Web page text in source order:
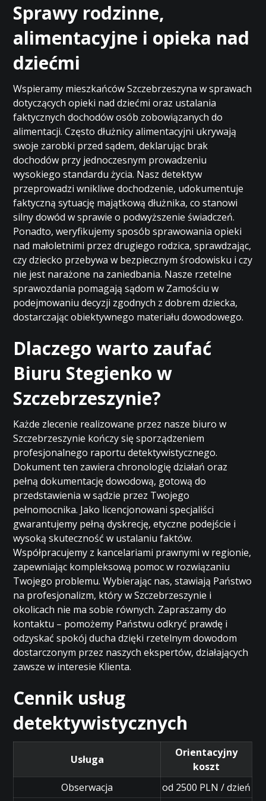
Sprawy rodzinne,
alimentacyjne i opieka nad
dziećmi
Wspieramy mieszkańców Szczebrzeszyna w sprawach
dotyczących opieki nad dziećmi oraz ustalania
faktycznych dochodów osób zobowiązanych do
alimentacji. Często dłużnicy alimentacyjni ukrywają
swoje zarobki przed sądem, deklarując brak
dochodów przy jednoczesnym prowadzeniu
wysokiego standardu życia. Nasz detektyw
przeprowadzi wnikliwe dochodzenie, udokumentuje
faktyczną sytuację majątkową dłużnika, co stanowi
silny dowód w sprawie o podwyższenie świadczeń.
Ponadto, weryfikujemy sposób sprawowania opieki
nad małoletnimi przez drugiego rodzica, sprawdzając,
czy dziecko przebywa w bezpiecznym środowisku i czy
nie jest narażone na zaniedbania. Nasze rzetelne
sprawozdania pomagają sądom w Zamościu w
podejmowaniu decyzji zgodnych z dobrem dziecka,
dostarczając obiektywnego materiału dowodowego.
Dlaczego warto zaufać
Biuru Stegienko w
Szczebrzeszynie?
Każde zlecenie realizowane przez nasze biuro w
Szczebrzeszynie kończy się sporządzeniem
profesjonalnego raportu detektywistycznego.
Dokument ten zawiera chronologię działań oraz
pełną dokumentację dowodową, gotową do
przedstawienia w sądzie przez Twojego
pełnomocnika. Jako licencjonowani specjaliści
gwarantujemy pełną dyskrecję, etyczne podejście i
wysoką skuteczność w ustalaniu faktów.
Współpracujemy z kancelariami prawnymi w regionie,
zapewniając kompleksową pomoc w rozwiązaniu
Twojego problemu. Wybierając nas, stawiają Państwo
na profesjonalizm, który w Szczebrzeszynie i
okolicach nie ma sobie równych. Zapraszamy do
kontaktu – pomożemy Państwu odkryć prawdę i
odzyskać spokój ducha dzięki rzetelnym dowodom
dostarczonym przez naszych ekspertów, działających
zawsze w interesie Klienta.
Cennik usług
detektywistycznych
Usługa
Orientacyjny
koszt
Obserwacja
od 2500 PLN / dzień